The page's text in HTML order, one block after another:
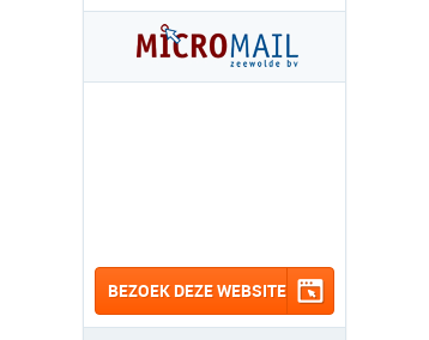
BEZOEK DEZE WEBSITE